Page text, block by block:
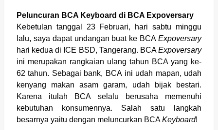
Peluncuran BCA Keyboard di BCA Expoversary
Kebetulan tanggal 23 Februari, hari sabtu minggu
lalu, saya dapat undangan buat ke BCAExpoversary
hari kedua di ICE BSD, Tangerang. BCAExpoversary
ini merupakan rangkaian ulang tahun BCA yang ke-
62 tahun. Sebagai bank, BCA ini udah mapan, udah
kenyang makan asam garam, udah bijak bestari.
Karena itulah BCA selalu berusaha memenuhi
kebutuhan konsumennya. Salah satu langkah
besarnya yaitu dengan meluncurkan BCAKeyboard!